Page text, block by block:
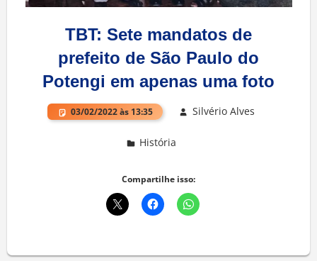
TBT: Sete mandatos de
prefeito de São Paulo do
Potengi em apenas uma foto
03/02/2022 às 13:35 Silvério Alves
História
Compartilhe isso: